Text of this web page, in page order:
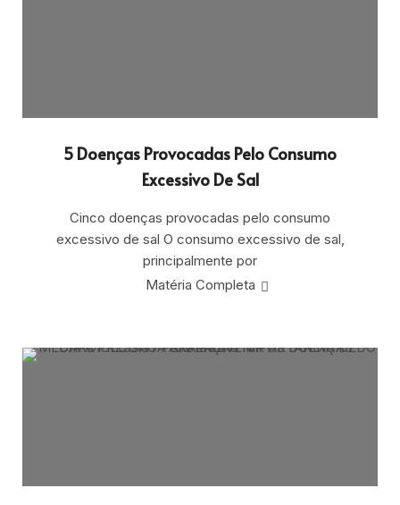
5 Doenças Provocadas Pelo Consumo
Excessivo De Sal
Cinco doenças provocadas pelo consumo
excessivo de sal O consumo excessivo de sal,
principalmente por
Matéria Completa